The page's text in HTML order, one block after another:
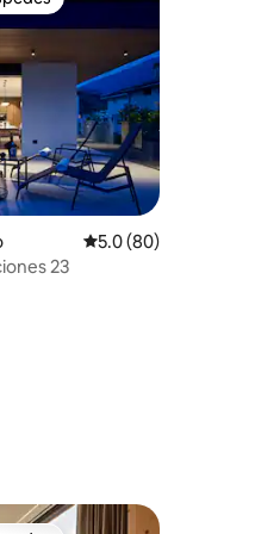
reseñas
preferido
Calificación
5.0 (80)
23